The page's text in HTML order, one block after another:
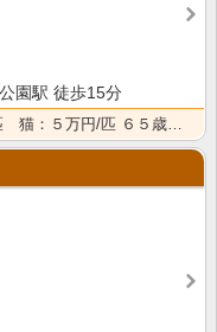
園駅 徒歩15分